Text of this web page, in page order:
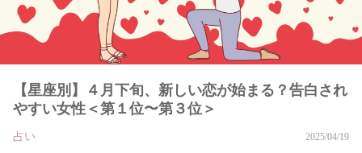
【星座別】４月下旬、新しい恋が始まる？告白され
やすい女性＜第１位〜第３位＞
占い 2025/04/19